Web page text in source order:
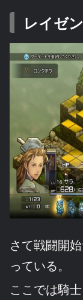
レイゼ
さて戦闘開
っている。
ここでは騎